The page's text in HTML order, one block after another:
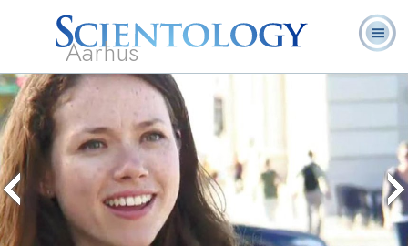
Aarhus
L. Ron
Hubbard
Hvad er
Scientology?
Hjælpere